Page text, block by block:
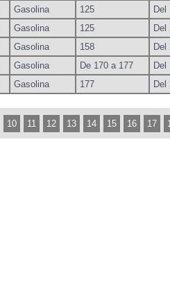
Gasolina 125
Del
Gasolina 125
Del
Gasolina 158
Del
Gasolina De 170 a 177
Del
Gasolina 177 Del
10 11 12 13 14 15 16 17